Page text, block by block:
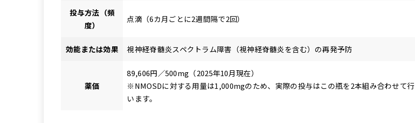
投与方法（頻
度）
点滴（6カ月ごとに2週間隔で2回）
効能または効果 視神経脊髄炎スペクトラム障害（視神経脊髄炎を含む）の再発予防
薬価
89,606円／500mg（2025年10月現在）
※NMOSDに対する用量は1,000mgのため、実際の投与はこの瓶を2本組み合わせて行
います。